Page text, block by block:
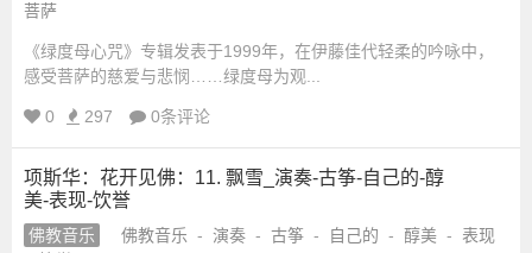
国
学
菩萨
《绿度母心咒》专辑发表于1999年，在伊藤佳代轻柔的吟咏中，
感受菩萨的慈爱与悲悯……绿度母为观...
0 297 0条评论
项斯华：花开见佛：11. 飘雪_演奏-古筝-自己的-醇
美-表现-饮誉
佛教音乐 佛教音乐 - 演奏 - 古筝 - 自己的 - 醇美 -
表现